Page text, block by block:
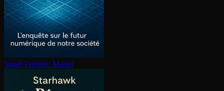
Smart Frédéric Martel